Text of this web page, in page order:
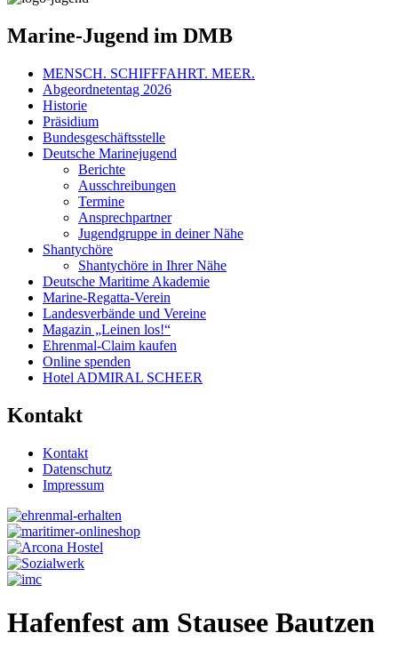
Marine-Jugend im DMB
MENSCH. SCHIFFFAHRT. MEER.
Abgeordnetentag 2026
Historie
Präsidium
Bundesgeschäftsstelle
Deutsche Marinejugend
Berichte
Ausschreibungen
Termine
Ansprechpartner
Jugendgruppe in deiner Nähe
Shantychöre
Shantychöre in Ihrer Nähe
Deutsche Maritime Akademie
Marine-Regatta-Verein
Landesverbände und Vereine
Magazin „Leinen los!“
Ehrenmal-Claim kaufen
Online spenden
Hotel ADMIRAL SCHEER
Kontakt
Kontakt
Datenschutz
Impressum
Hafenfest am Stausee Bautzen